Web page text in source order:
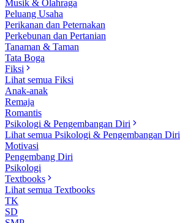
Musik & Olahraga
Peluang Usaha
Perikanan dan Peternakan
Perkebunan dan Pertanian
Tanaman & Taman
Tata Boga
Fiksi
Lihat semua Fiksi
Anak-anak
Remaja
Romantis
Psikologi & Pengembangan Diri
Lihat semua Psikologi & Pengembangan Diri
Motivasi
Pengembang Diri
Psikologi
Textbooks
Lihat semua Textbooks
TK
SD